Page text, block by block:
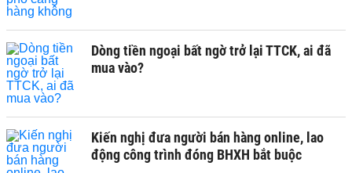
Dòng tiền ngoại bất ngờ trở lại TTCK, ai đã
mua vào?
Kiến nghị đưa người bán hàng online, lao
động công trình đóng BHXH bắt buộc